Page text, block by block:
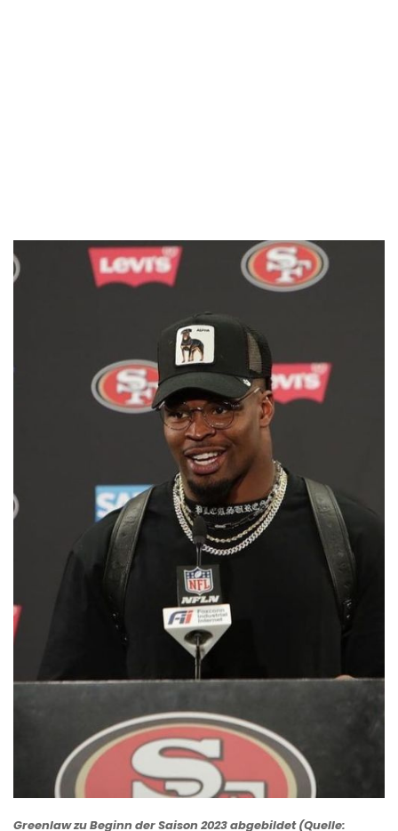
Greenlaw zu Beginn der Saison 2023 abgebildet (Quelle: